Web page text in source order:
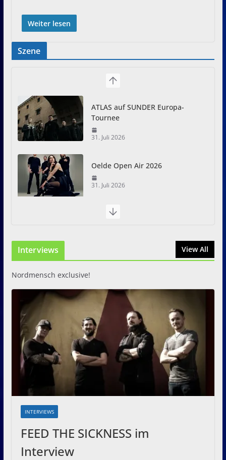
Weiter lesen
Szene
ATLAS auf SUNDER Europa-
Tournee
31. Juli 2026
Oelde Open Air 2026
31. Juli 2026
I Prevail – Violent Nature
Interviews View All
Nordmensch exclusive!
INTERVIEWS
FEED THE SICKNESS im
Interview